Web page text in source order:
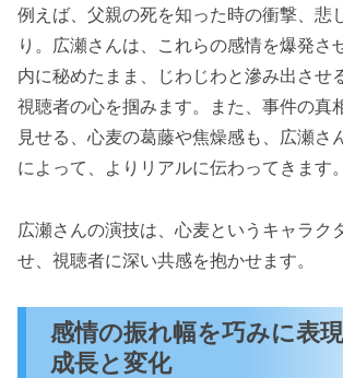
例えば、父親の死を知った時の衝撃、悲
り。広瀬さんは、これらの感情を爆発さ
内に秘めたまま、じわじわと滲み出させ
視聴者の心を掴みます。また、事件の真
見せる、心麦の葛藤や焦燥感も、広瀬さ
によって、よりリアルに伝わってきます。
広瀬さんの演技は、心麦というキャラク
せ、視聴者に深い共感を抱かせます。
感情の振れ幅を巧みに表
成長と変化